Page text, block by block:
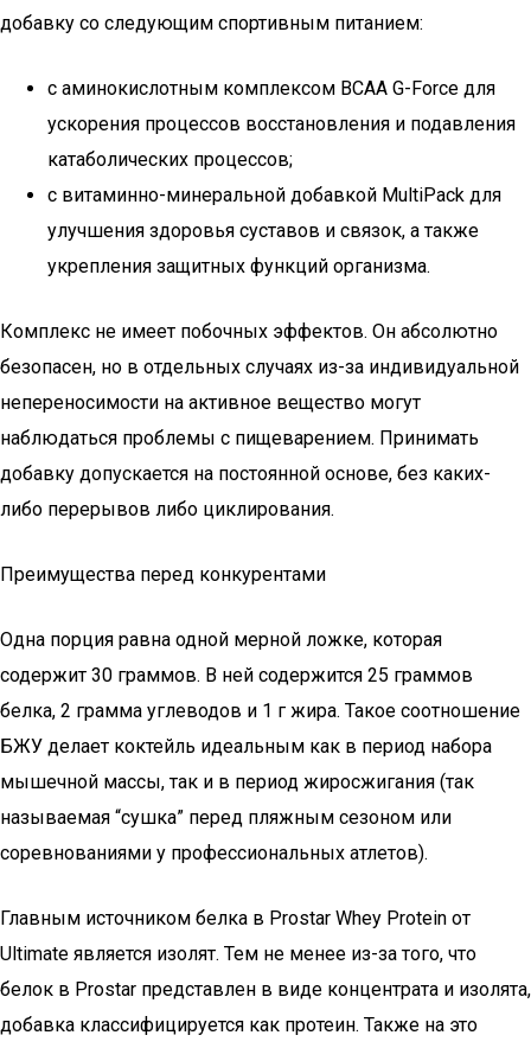
добавку со следующим спортивным питанием:
с аминокислотным комплексом BCAA G-Force для
ускорения процессов восстановления и подавления
катаболических процессов;
с витаминно-минеральной добавкой MultiPack для
улучшения здоровья суставов и связок, а также
укрепления защитных функций организма.
Комплекс не имеет побочных эффектов. Он абсолютно
безопасен, но в отдельных случаях из-за индивидуальной
непереносимости на активное вещество могут
наблюдаться проблемы с пищеварением. Принимать
добавку допускается на постоянной основе, без каких-
либо перерывов либо циклирования.
Преимущества перед конкурентами
Одна порция равна одной мерной ложке, которая
содержит 30 граммов. В ней содержится 25 граммов
белка, 2 грамма углеводов и 1 г жира. Такое соотношение
БЖУ делает коктейль идеальным как в период набора
мышечной массы, так и в период жиросжигания (так
называемая “сушка” перед пляжным сезоном или
соревнованиями у профессиональных атлетов).
Главным источником белка в Prostar Whey Protein от
Ultimate является изолят. Тем не менее из-за того, что
белок в Prostar представлен в виде концентрата и изолята,
добавка классифицируется как протеин. Также на это